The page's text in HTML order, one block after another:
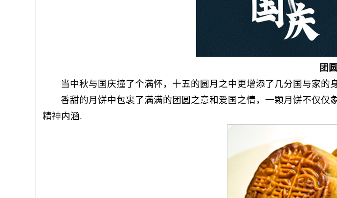
团
当中秋与国庆撞了个满怀，十五的圆月之中更增添了几分国与家的
香甜的月饼中包裹了满满的团圆之意和爱国之情，一颗月饼不仅仅
精神内涵.